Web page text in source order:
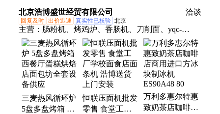
包坊烘焙
HLY204E 跃
斤分体式方块冰
机 风/水冷
一站式采购送货
北京浩博盛世经贸有限公司 洽谈
回复及时 出价迅速 真实性已核验 北京
主营： 肠粉机、烤鸡炉、香肠机、刀削面、yqc-
j1000、xyf-1ka-t、分块机、冰沙机、切丝机、烤饼
机、制冰机、揉面机、切碎机、蒸饭箱、冰棍机、绞
切机、消毒机、豆浆机、蒸包机、雪糕柜、面条机、
搅拌机、电热水、冷藏柜、冷饮机
三麦热风循环炉
5盘多盘烤箱 西
恒联压面机批发
零售 食堂工厂
万利多惠尔特惠
致奶茶店咖啡店